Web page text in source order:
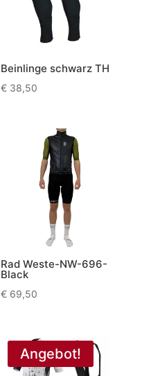
Beinlinge schwarz TH
€ 38,50
Rad Weste-NW-696-
Black
€ 69,50
Angebot!